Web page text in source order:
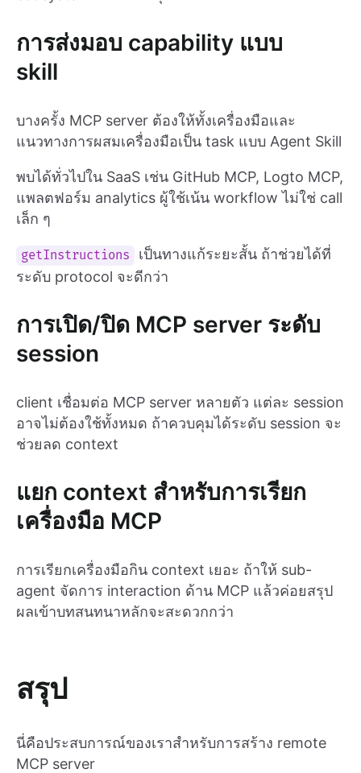
การส่งมอบ capability แบบ
skill
บางครั้ง MCP server ต้องให้ทั้งเครื่องมือและ
แนวทางการผสมเครื่องมือเป็น task แบบ Agent Skill
พบได้ทั่วไปใน SaaS เช่น GitHub MCP, Logto MCP,
แพลตฟอร์ม analytics ผู้ใช้เน้น workflow ไม่ใช่ call
เล็ก ๆ
getInstructions
เป็นทางแก้ระยะสั้น ถ้าช่วยได้ที่
ระดับ protocol จะดีกว่า
การเปิด/ปิด MCP server ระดับ
session
client เชื่อมต่อ MCP server หลายตัว แต่ละ session
อาจไม่ต้องใช้ทั้งหมด ถ้าควบคุมได้ระดับ session จะ
ช่วยลด context
แยก context สำหรับการเรียก
เครื่องมือ MCP
การเรียกเครื่องมือกิน context เยอะ ถ้าให้ sub-
agent จัดการ interaction ด้าน MCP แล้วค่อยสรุป
ผลเข้าบทสนทนาหลักจะสะดวกกว่า
สรุป
นี่คือประสบการณ์ของเราสำหรับการสร้าง remote
MCP server